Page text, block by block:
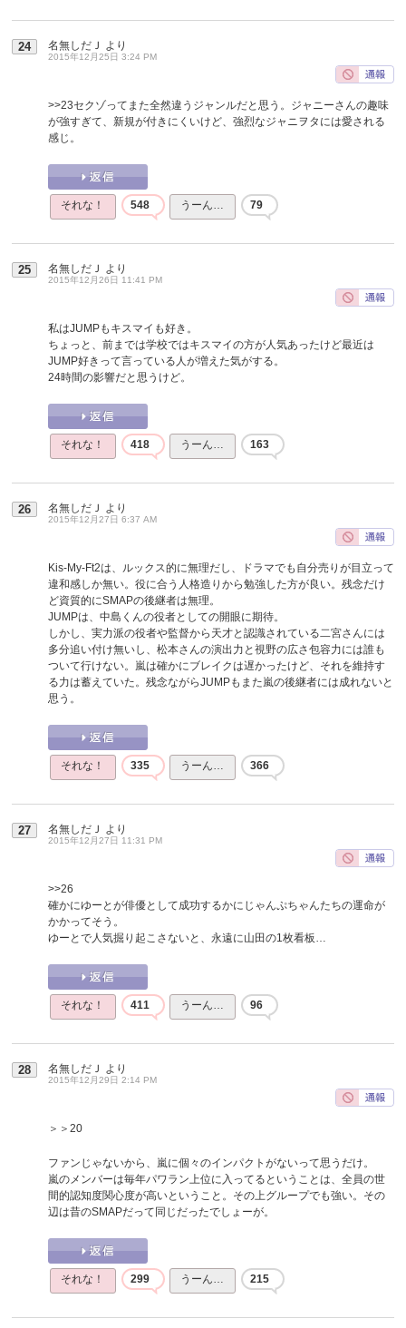
24 名無しだＪ より
2015年12月25日 3:24 PM
>>23セクゾってまた全然違うジャンルだと思う。ジャニーさんの趣味
が強すぎて、新規が付きにくいけど、強烈なジャニヲタには愛される
感じ。
それな！ 548 うーん… 79
25 名無しだＪ より
2015年12月26日 11:41 PM
私はJUMPもキスマイも好き。
ちょっと、前までは学校ではキスマイの方が人気あったけど最近は
JUMP好きって言っている人が増えた気がする。
24時間の影響だと思うけど。
それな！ 418 うーん… 163
26 名無しだＪ より
2015年12月27日 6:37 AM
Kis-My-Ft2は、ルックス的に無理だし、ドラマでも自分売りが目立って
違和感しか無い。役に合う人格造りから勉強した方が良い。残念だけ
ど資質的にSMAPの後継者は無理。
JUMPは、中島くんの役者としての開眼に期待。
しかし、実力派の役者や監督から天才と認識されている二宮さんには
多分追い付け無いし、松本さんの演出力と視野の広さ包容力には誰も
ついて行けない。嵐は確かにブレイクは遅かったけど、それを維持す
る力は蓄えていた。残念ながらJUMPもまた嵐の後継者には成れないと
思う。
それな！ 335 うーん… 366
27 名無しだＪ より
2015年12月27日 11:31 PM
>>26
確かにゆーとが俳優として成功するかにじゃんぷちゃんたちの運命が
かかってそう。
ゆーとで人気掘り起こさないと、永遠に山田の1枚看板…
それな！ 411 うーん… 96
28 名無しだＪ より
2015年12月29日 2:14 PM
＞＞20
ファンじゃないから、嵐に個々のインパクトがないって思うだけ。
嵐のメンバーは毎年パワラン上位に入ってるということは、全員の世
間的認知度関心度が高いということ。その上グループでも強い。その
辺は昔のSMAPだって同じだったでしょーが。
それな！ 299 うーん… 215